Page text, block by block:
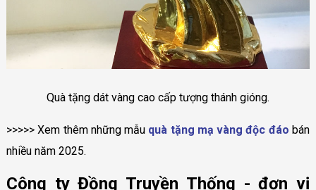
Quà tặng dát vàng cao cấp tượng thánh gióng.
>>>>> Xem thêm những mẫu quà tặng mạ vàng độc đáo bán
nhiều năm 2025.
Công ty Đồng Truyền Thống - đơn vị